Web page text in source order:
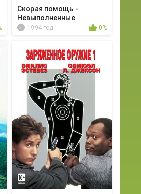
Скорая помощь -
Невыполненные
обязате...
1994 год 0%